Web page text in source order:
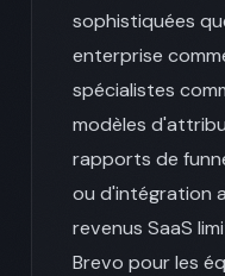
sophistiquées
enterprise
spécialistes
modèles
rapports de
ou d'intégration
revenus SaaS
Brevo pour les